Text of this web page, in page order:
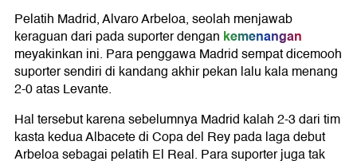
Pelatih Madrid, Alvaro Arbeloa, seolah menjawab
keraguan dari pada suporter dengan kemenangan
meyakinkan ini. Para penggawa Madrid sempat dicemooh
suporter sendiri di kandang akhir pekan lalu kala menang
2-0 atas Levante.
Hal tersebut karena sebelumnya Madrid kalah 2-3 dari tim
kasta kedua Albacete di Copa del Rey pada laga debut
Arbeloa sebagai pelatih El Real. Para suporter juga tak